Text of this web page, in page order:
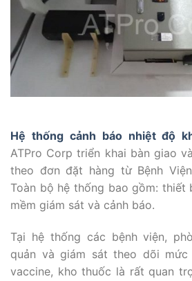
Hệ thống cảnh báo nhiệt độ
ATPro Corp triển khai bàn giao
theo đơn đặt hàng từ Bệnh
Toàn bộ hệ thống bao gồm: thiết
mềm giám sát và cảnh báo.
Tại hệ thống các bệnh viện,
quản và giám sát theo dõi
vaccine, kho thuốc là rất quan